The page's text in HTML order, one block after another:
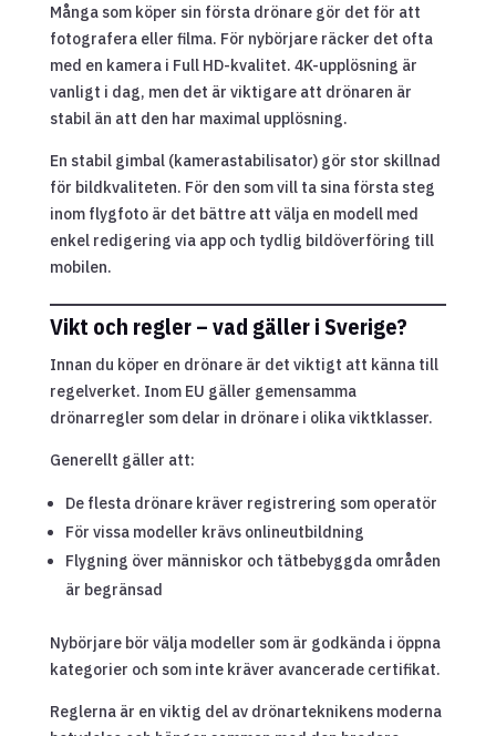
Många som köper sin första drönare gör det för att
fotografera eller filma. För nybörjare räcker det ofta
med en kamera i Full HD-kvalitet. 4K-upplösning är
vanligt i dag, men det är viktigare att drönaren är
stabil än att den har maximal upplösning.
En stabil gimbal (kamerastabilisator) gör stor skillnad
för bildkvaliteten. För den som vill ta sina första steg
inom flygfoto är det bättre att välja en modell med
enkel redigering via app och tydlig bildöverföring till
mobilen.
Vikt och regler – vad gäller i Sverige?
Innan du köper en drönare är det viktigt att känna till
regelverket. Inom EU gäller gemensamma
drönarregler som delar in drönare i olika viktklasser.
Generellt gäller att:
De flesta drönare kräver registrering som operatör
För vissa modeller krävs onlineutbildning
Flygning över människor och tätbebyggda områden
är begränsad
Nybörjare bör välja modeller som är godkända i öppna
kategorier och som inte kräver avancerade certifikat.
Reglerna är en viktig del av drönarteknikens moderna